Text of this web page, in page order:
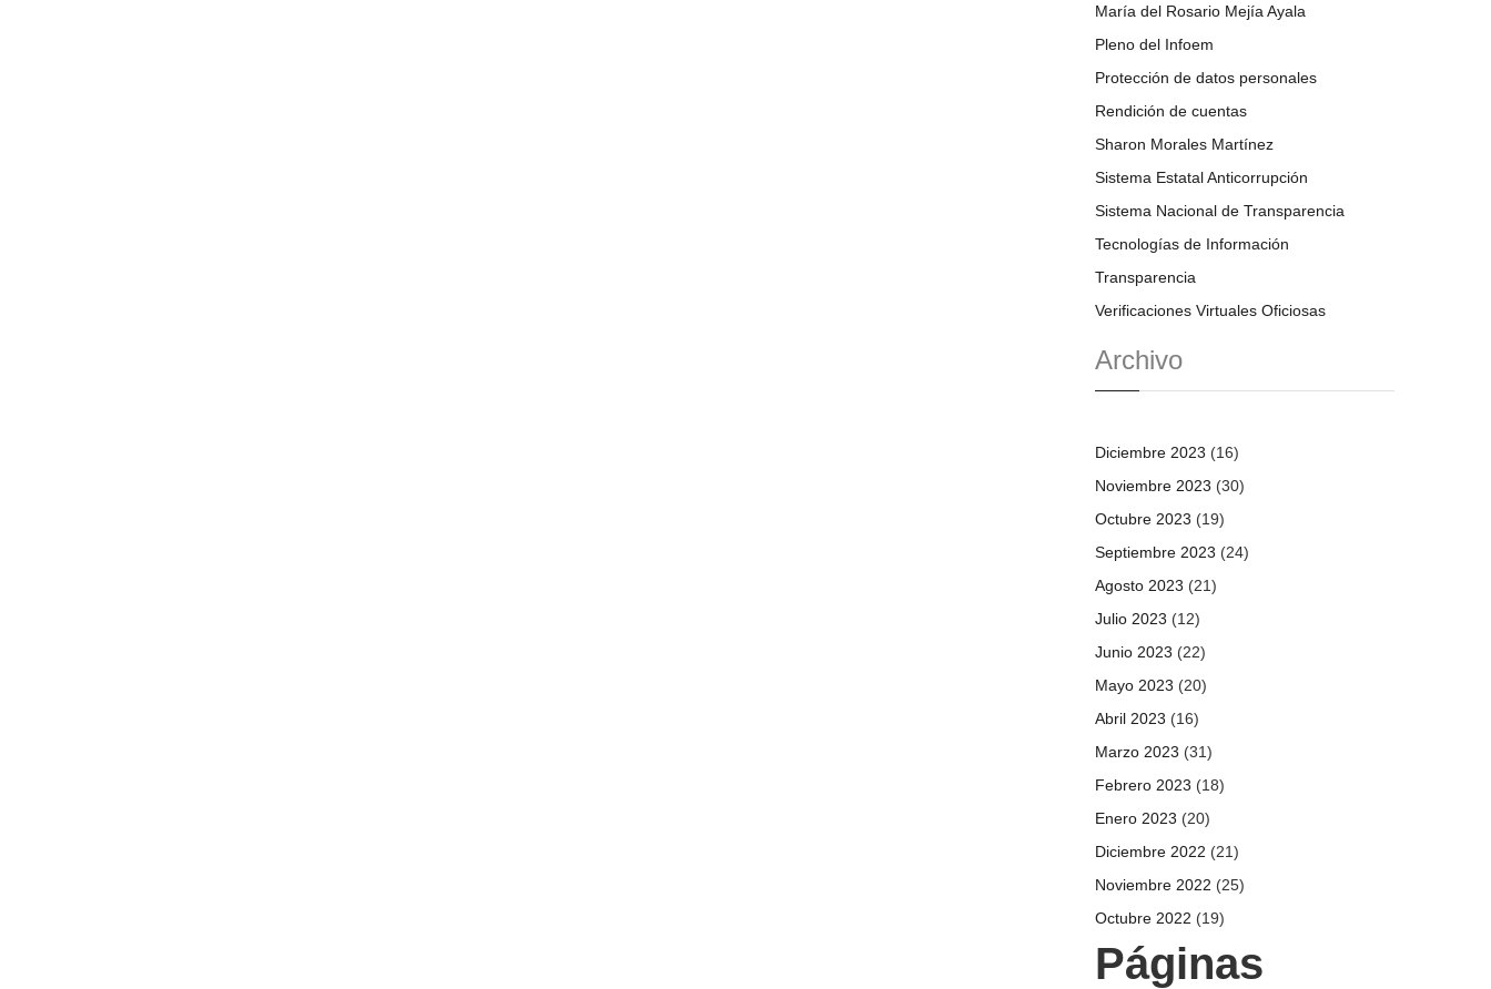
María del Rosario Mejía Ayala
Pleno del Infoem
Protección de datos personales
Rendición de cuentas
Sharon Morales Martínez
Sistema Estatal Anticorrupción
Sistema Nacional de Transparencia
Tecnologías de Información
Transparencia
Verificaciones Virtuales Oficiosas
Archivo
Diciembre 2023 (16)
Noviembre 2023 (30)
Octubre 2023 (19)
Septiembre 2023 (24)
Agosto 2023 (21)
Julio 2023 (12)
Junio 2023 (22)
Mayo 2023 (20)
Abril 2023 (16)
Marzo 2023 (31)
Febrero 2023 (18)
Enero 2023 (20)
Diciembre 2022 (21)
Noviembre 2022 (25)
Octubre 2022 (19)
Páginas